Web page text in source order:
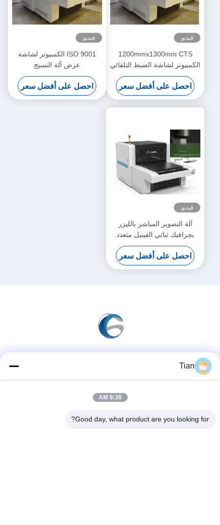
فيديو
1200mmx1300mm CTS
الكمبيوتر لشاشة الضبط التلقائي
احصل على أفضل سعر
فيديو
ISO 9001 الكمبيوتر لشاشة
عرض آلة النسيج
احصل على أفضل سعر
فيديو
آلة التصوير المباشر بالليزر
بجرافيك ثنائي الفينيل متعدد
الكلور CTS 133LPI
احصل على أفضل سعر
Tian
9:38 AM
Good day, what product are you looking for?